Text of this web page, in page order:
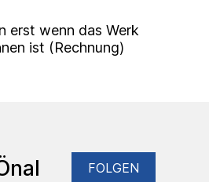
erst wenn das Werk
ist (Rechnung)
FOLGEN